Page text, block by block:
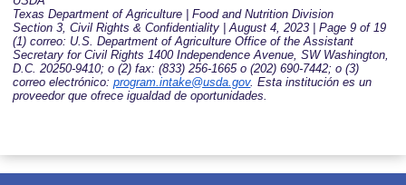
Texas Department of Agriculture | Food and Nutrition Division
Section 3, Civil Rights & Confidentiality | August 4, 2023 | Page 9 of 19
(1) correo: U.S. Department of Agriculture Office of the Assistant
Secretary for Civil Rights 1400 Independence Avenue, SW Washington,
D.C. 20250-9410; o (2) fax: (833) 256-1665 o (202) 690-7442; o (3)
correo electrónico:program.intake@usda.gov. Esta institución es un
proveedor que ofrece igualdad de oportunidades.